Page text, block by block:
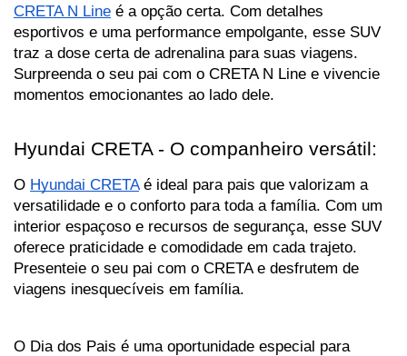
CRETA N Line é a opção certa. Com detalhes
esportivos e uma performance empolgante, esse SUV
traz a dose certa de adrenalina para suas viagens.
Surpreenda o seu pai com o CRETA N Line e vivencie
momentos emocionantes ao lado dele.
Hyundai CRETA - O companheiro versátil:
O Hyundai CRETA é ideal para pais que valorizam a
versatilidade e o conforto para toda a família. Com um
interior espaçoso e recursos de segurança, esse SUV
oferece praticidade e comodidade em cada trajeto.
Presenteie o seu pai com o CRETA e desfrutem de
viagens inesquecíveis em família.
O Dia dos Pais é uma oportunidade especial para